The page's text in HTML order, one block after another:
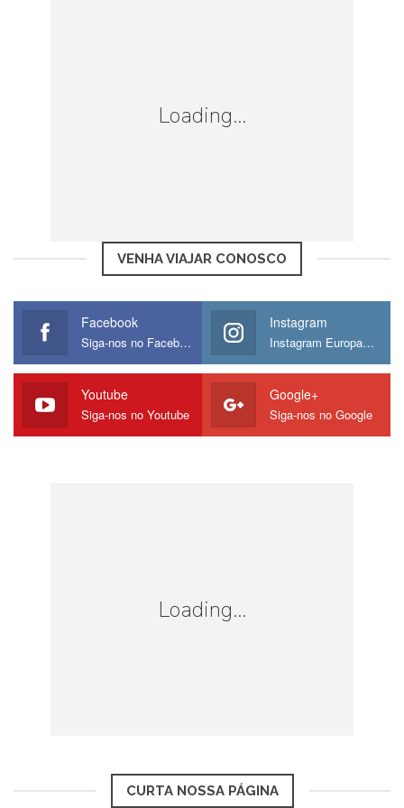
Loading...
VENHA VIAJAR CONOSCO
Facebook
Siga-nos no Facebook
Instagram
Instagram Europamos
Youtube
Siga-nos no Youtube
Google+
Siga-nos no Google
Loading...
CURTA NOSSA PÁGINA